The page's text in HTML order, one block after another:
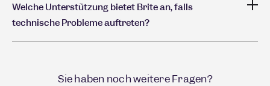
Welche Unterstützung bietet Brite an, falls
technische Probleme auftreten?
Sie haben noch weitere Fragen?